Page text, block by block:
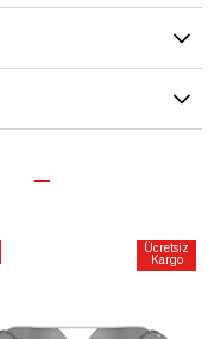
Ücretsiz
Kargo